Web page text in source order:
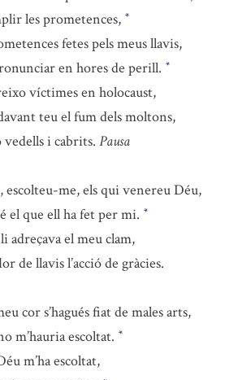
les prometences, *
fetes pels meus llavis,
en hores de perill. *
víctimes en holocaust,
teu el fum dels moltons,
i cabrits. Pausa
escolteu-me, els qui venereu Déu,
el que ell ha fet per mi. *
adreçava el meu clam,
de llavis l’acció de gràcies.
cor s’hagués fiat de males arts,
m’hauria escoltat. *
m’ha escoltat,